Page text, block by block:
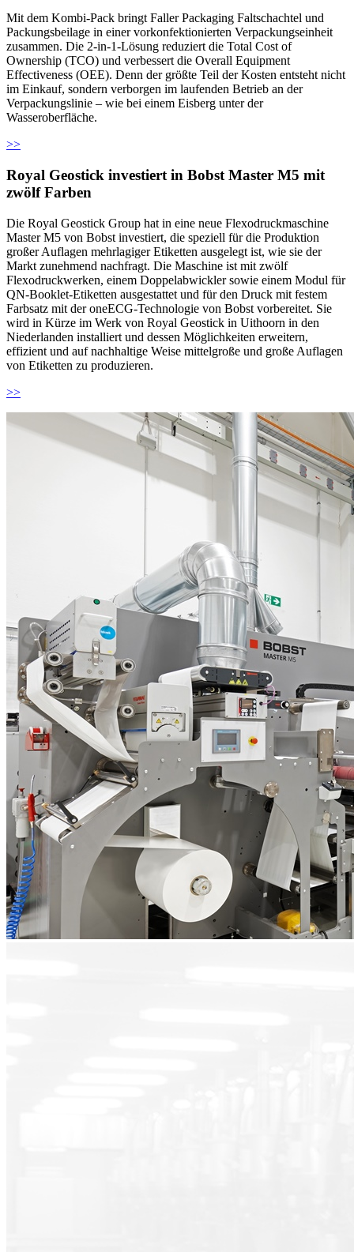
Mit dem Kombi-Pack bringt Faller Packaging Faltschachtel und
Packungsbeilage in einer vorkonfektionierten Verpackungseinheit
zusammen. Die 2-in-1-Lösung reduziert die Total Cost of
Ownership (TCO) und verbessert die Overall Equipment
Effectiveness (OEE). Denn der größte Teil der Kosten entsteht nicht
im Einkauf, sondern verborgen im laufenden Betrieb an der
Verpackungslinie – wie bei einem Eisberg unter der
Wasseroberfläche.
>>
Royal Geostick investiert in Bobst Master M5 mit
zwölf Farben
Die Royal Geostick Group hat in eine neue Flexodruckmaschine
Master M5 von Bobst investiert, die speziell für die Produktion
großer Auflagen mehrlagiger Etiketten ausgelegt ist, wie sie der
Markt zunehmend nachfragt. Die Maschine ist mit zwölf
Flexodruckwerken, einem Doppelabwickler sowie einem Modul für
QN-Booklet-Etiketten ausgestattet und für den Druck mit festem
Farbsatz mit der oneECG-Technologie von Bobst vorbereitet. Sie
wird in Kürze im Werk von Royal Geostick in Uithoorn in den
Niederlanden installiert und dessen Möglichkeiten erweitern,
effizient und auf nachhaltige Weise mittelgroße und große Auflagen
von Etiketten zu produzieren.
>>